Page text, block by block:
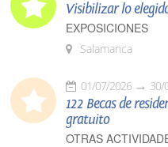
Visibilizar lo
EXPOSICIONES
Salamanca
01/07/2026 30/
122 Becas de
gratuito
OTRAS